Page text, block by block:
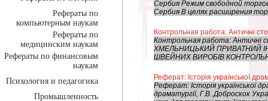
Рефераты по
компьютерным наукам
Рефераты по
медицинским наукам
Рефераты по финансовым
наукам
Психология и педагогика
Промышленность
Сербия Режим свободной
Сербия В целях расширения
Контрольная работа: Античні
Контрольная работа: Античні
ХМЕЛЬНИЦЬКИЙ ПРИВАТНИЙ
ШВЕЙНИХ ВИРОБІВ
Реферат: Iсторія української
Реферат: Iсторія української
драматургії, Г.В. Доброскок